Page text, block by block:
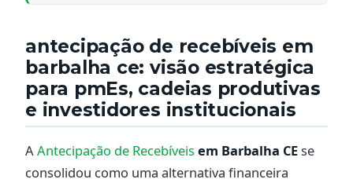
antecipação de recebíveis em
barbalha ce: visão estratégica
para pmEs, cadeias produtivas
e investidores institucionais
AAntecipação de Recebíveis em Barbalha CEse
consolidou como uma alternativa financeira